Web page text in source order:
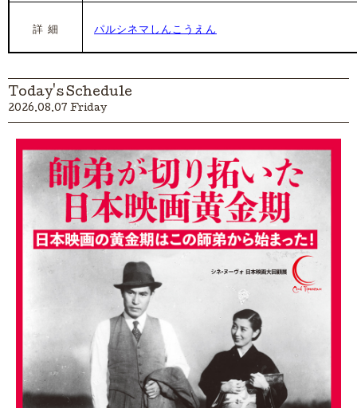
詳 細 パルシネマしんこうえん
Today's Schedule
2026.08.07 Friday